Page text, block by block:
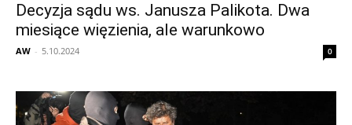
Decyzja sądu ws. Janusza Palikota. Dwa
miesiące więzienia, ale warunkowo
AW - 5.10.2024 0